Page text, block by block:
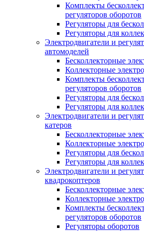
Комплекты
регуляторов оборотов
Регуляторы для
Регуляторы для
Электродвигатели и
автомоделей
Бесколлекторные
Коллекторные
Комплекты
регуляторов оборотов
Регуляторы для
Регуляторы для
Электродвигатели и
катеров
Бесколлекторные
Коллекторные
Регуляторы для
Регуляторы для
Электродвигатели и
квадрокоптеров
Бесколлекторные
Коллекторные
Комплекты
регуляторов оборотов
Регуляторы оборотов